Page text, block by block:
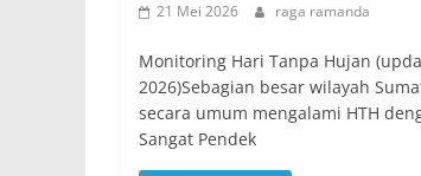
21 Mei 2026 raga ramanda
Monitoring Hari Tanpa Hujan
2026)Sebagian besar wilayah
secara umum mengalami HTH
Sangat Pendek